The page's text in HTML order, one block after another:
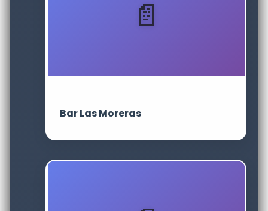
Bar Las Moreras